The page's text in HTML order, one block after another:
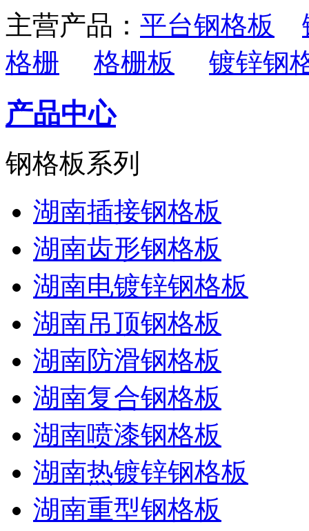
主营产品： 平台钢格板
格栅
格栅板 镀锌钢
产品中心
钢格板系列
湖南插接钢格板
湖南齿形钢格板
湖南电镀锌钢格板
湖南吊顶钢格板
湖南防滑钢格板
湖南复合钢格板
湖南喷漆钢格板
湖南热镀锌钢格板
湖南重型钢格板